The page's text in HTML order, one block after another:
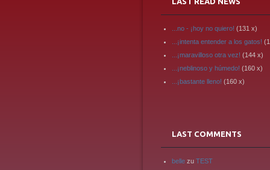
...no - ¡hoy no quiero! (131 x)
...¡intenta entender a los gatos!
...¡maravilloso otra vez! (144 x)
...¡neblinoso y húmedo! (160 x)
...¡bastante lleno! (160 x)
LAST COMMENTS
belle zu TEST